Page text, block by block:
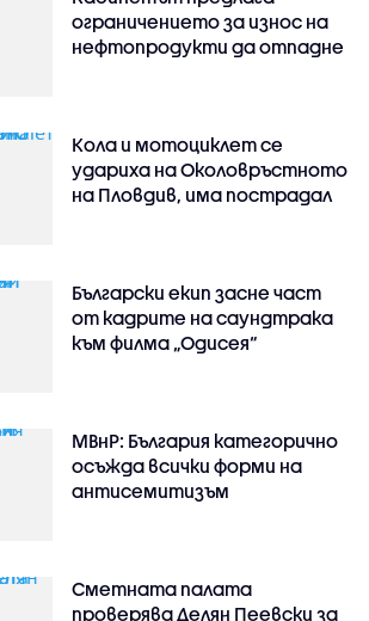
ограничението за износ на
нефтопродукти да отпадне
Кола и мотоциклет се
удариха на Околовръстното
на Пловдив, има пострадал
Български екип засне част
от кадрите на саундтрака
към филма „Одисея“
МВнР: България категорично
осъжда всички форми на
антисемитизъм
Сметната палата
проверява Делян Пеевски за